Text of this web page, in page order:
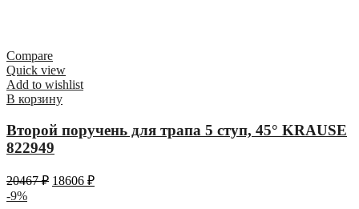
Compare
Quick view
Add to wishlist
В корзину
Второй поручень для трапа 5 ступ, 45° KRAUSE
822949
20467₽ 18606 ₽
-9%